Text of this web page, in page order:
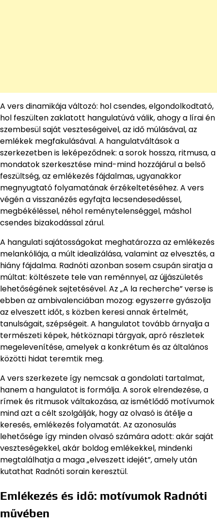
A vers dinamikája változó: hol csendes, elgondolkodtató,
hol feszülten zaklatott hangulatúvá válik, ahogy a lírai én
szembesül saját veszteségeivel, az idő múlásával, az
emlékek megfakulásával. A hangulatváltások a
szerkezetben is leképeződnek: a sorok hossza, ritmusa, a
mondatok szerkesztése mind-mind hozzájárul a belső
feszültség, az emlékezés fájdalmas, ugyanakkor
megnyugtató folyamatának érzékeltetéséhez. A vers
végén a visszanézés egyfajta lecsendesedéssel,
megbékéléssel, néhol reménytelenséggel, máshol
csendes bizakodással zárul.
A hangulati sajátosságokat meghatározza az emlékezés
melankóliája, a múlt idealizálása, valamint az elvesztés, a
hiány fájdalma. Radnóti azonban sosem csupán siratja a
múltat: költészete tele van reménnyel, az újjászületés
lehetőségének sejtetésével. Az „A la recherche” verse is
ebben az ambivalenciában mozog: egyszerre gyászolja
az elveszett időt, s közben keresi annak értelmét,
tanulságait, szépségeit. A hangulatot tovább árnyalja a
természeti képek, hétköznapi tárgyak, apró részletek
megelevenítése, amelyek a konkrétum és az általános
közötti hidat teremtik meg.
A vers szerkezete így nemcsak a gondolati tartalmat,
hanem a hangulatot is formálja. A sorok elrendezése, a
rímek és ritmusok váltakozása, az ismétlődő motívumok
mind azt a célt szolgálják, hogy az olvasó is átélje a
keresés, emlékezés folyamatát. Az azonosulás
lehetősége így minden olvasó számára adott: akár saját
veszteségekkel, akár boldog emlékekkel, mindenki
megtalálhatja a maga „elveszett idejét”, amely után
kutathat Radnóti sorain keresztül.
Emlékezés és idő: motívumok Radnóti
művében